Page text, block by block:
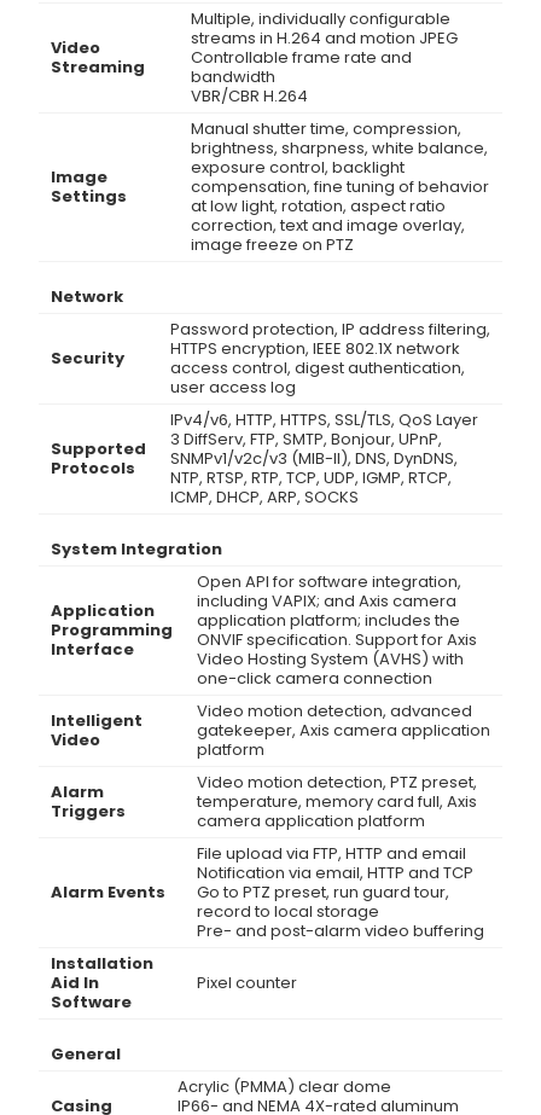
Video
Streaming
Multiple, individually configurable
streams in H.264 and motion JPEG
Controllable frame rate and
bandwidth
VBR/CBR H.264
Image
Settings
Manual shutter time, compression,
brightness, sharpness, white balance,
exposure control, backlight
compensation, fine tuning of behavior
at low light, rotation, aspect ratio
correction, text and image overlay,
image freeze on PTZ
Network
Security
Password protection, IP address filtering,
HTTPS encryption, IEEE 802.1X network
access control, digest authentication,
user access log
Supported
Protocols
IPv4/v6, HTTP, HTTPS, SSL/TLS, QoS Layer
3 DiffServ, FTP, SMTP, Bonjour, UPnP,
SNMPv1/v2c/v3 (MIB-II), DNS, DynDNS,
NTP, RTSP, RTP, TCP, UDP, IGMP, RTCP,
ICMP, DHCP, ARP, SOCKS
System Integration
Application
Programming
Interface
Open API for software integration,
including VAPIX; and Axis camera
application platform; includes the
ONVIF specification. Support for Axis
Video Hosting System (AVHS) with
one-click camera connection
Intelligent
Video
Video motion detection, advanced
gatekeeper, Axis camera application
platform
Alarm
Triggers
Video motion detection, PTZ preset,
temperature, memory card full, Axis
camera application platform
Alarm Events
File upload via FTP, HTTP and email
Notification via email, HTTP and TCP
Go to PTZ preset, run guard tour,
record to local storage
Pre- and post-alarm video buffering
Installation
Aid In
Software
Pixel counter
General
Casing
Acrylic (PMMA) clear dome
IP66- and NEMA 4X-rated aluminum